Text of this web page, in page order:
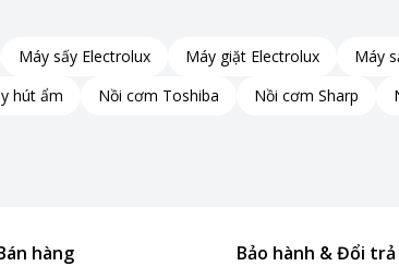
đồ trắng, giặt mạnh, bảo vệ màu, đồ len, giặt
mọi loại quần áo và nhu cầu sử dụng.
đến hiệu quả giặt sạch sâu, sấy khô tiện
Máy sấy Electrolux Máy giặt Electrolux Máy
hút ẩm Nồi cơm Toshiba Nồi cơm Sharp
hàng Bảo hành & Đổi trả